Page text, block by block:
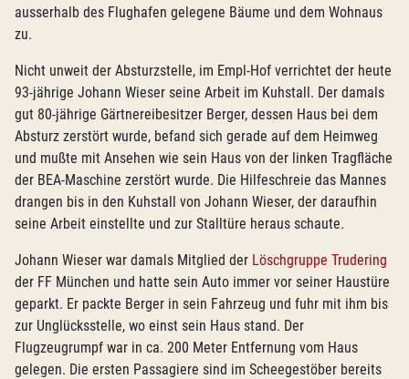
ausserhalb des Flughafen gelegene Bäume und dem Wohnaus
zu.
Nicht unweit der Absturzstelle, im Empl-Hof verrichtet der heute
93-jährige Johann Wieser seine Arbeit im Kuhstall. Der damals
gut 80-jährige Gärtnereibesitzer Berger, dessen Haus bei dem
Absturz zerstört wurde, befand sich gerade auf dem Heimweg
und mußte mit Ansehen wie sein Haus von der linken Tragfläche
der BEA-Maschine zerstört wurde. Die Hilfeschreie das Mannes
drangen bis in den Kuhstall von Johann Wieser, der daraufhin
seine Arbeit einstellte und zur Stalltüre heraus schaute.
Johann Wieser war damals Mitglied der Löschgruppe Trudering
der FF München und hatte sein Auto immer vor seiner Haustüre
geparkt. Er packte Berger in sein Fahrzeug und fuhr mit ihm bis
zur Unglücksstelle, wo einst sein Haus stand. Der
Flugzeugrumpf war in ca. 200 Meter Entfernung vom Haus
gelegen. Die ersten Passagiere sind im Scheegestöber bereits